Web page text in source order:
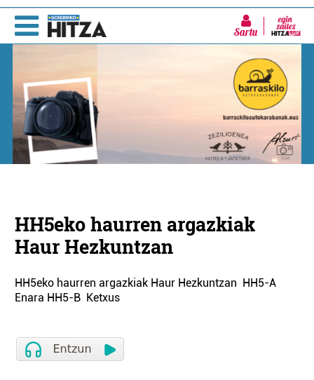
Sartu
HH5eko haurren argazkiak
Haur Hezkuntzan
HH5eko haurren argazkiak Haur Hezkuntzan HH5-A
Enara HH5-B Ketxus